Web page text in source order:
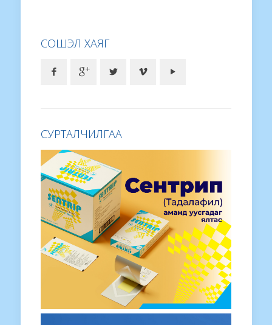
СОШЭЛ ХАЯГ
СУРТАЛЧИЛГАА